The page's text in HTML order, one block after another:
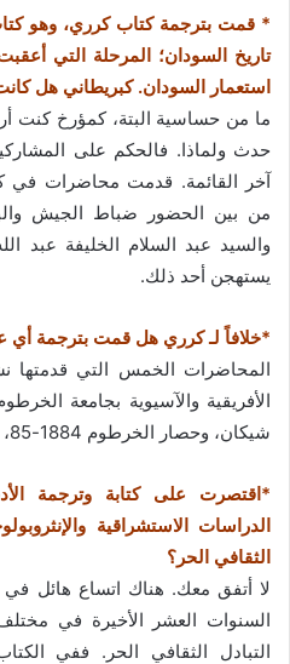
* قمت بترجمة كتاب كرري، وهو
تاريخ السودان؛ المرحلة التي
استعمار السودان. كبريطاني هل
ما من حساسية البتة، كمؤرخ كنت
حدث ولماذا. فالحكم على
آخر القائمة. قدمت محاضرات في
من بين الحضور ضباط الجيش
والسيد عبد السلام الخليفة عبد
يستهجن أحد ذلك.
*خلافاً لـ كرري هل قمت بترجمة أي
المحاضرات الخمس التي قدمتها
الأفريقية والآسيوية بجامعة
شيكان، وحصار الخرطوم 1884-85، ومعركة أم درمان).
*اقتصرت على كتابة وترجمة
الدراسات الاستشراقية
الثقافي الحر؟
لا أتفق معك. هناك اتساع هائل
السنوات العشر الأخيرة في
التبادل الثقافي الحر. ففي